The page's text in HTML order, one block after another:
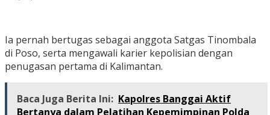
Ia pernah bertugas sebagai anggota Satgas Tinombala
di Poso, serta mengawali karier kepolisian dengan
penugasan pertama di Kalimantan.
Baca Juga Berita Ini: Kapolres Banggai Aktif
Bertanya dalam Pelatihan Kepemimpinan Polda